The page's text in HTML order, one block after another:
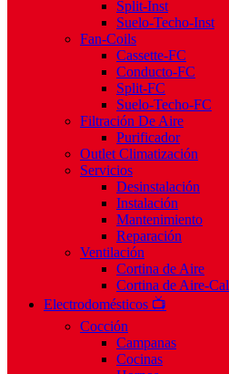
Split-Inst
Suelo-Techo-Inst
Fan-Coils
Cassette-FC
Conducto-FC
Split-FC
Suelo-Techo-FC
Filtración De Aire
Purificador
Outlet Climatización
Servicios
Desinstalación
Instalación
Mantenimiento
Reparación
Ventilación
Cortina de Aire
Cortina de Aire-Cal
Electrodomésticos 📺
Cocción
Campanas
Cocinas